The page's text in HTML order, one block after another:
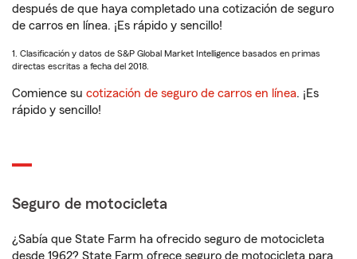
después de que haya completado una cotización de seguro
de carros en línea. ¡Es rápido y sencillo!
1. Clasificación y datos de S&P Global Market Intelligence basados en primas
directas escritas a fecha del 2018.
Comience su cotización de seguro de carros en línea. ¡Es
rápido y sencillo!
Seguro de motocicleta
¿Sabía que State Farm ha ofrecido seguro de motocicleta
desde 1962? State Farm ofrece seguro de motocicleta para